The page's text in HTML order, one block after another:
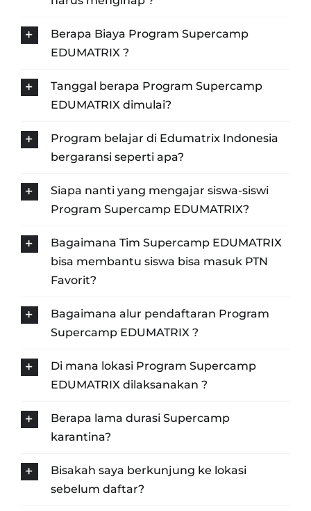
Berapa Biaya Program Supercamp
EDUMATRIX ?
Tanggal berapa Program Supercamp
EDUMATRIX dimulai?
Program belajar di Edumatrix Indonesia
bergaransi seperti apa?
Siapa nanti yang mengajar siswa-siswi
Program Supercamp EDUMATRIX?
Bagaimana Tim Supercamp EDUMATRIX
bisa membantu siswa bisa masuk PTN
Favorit?
Bagaimana alur pendaftaran Program
Supercamp EDUMATRIX ?
Di mana lokasi Program Supercamp
EDUMATRIX dilaksanakan ?
Berapa lama durasi Supercamp
karantina?
Bisakah saya berkunjung ke lokasi
sebelum daftar?